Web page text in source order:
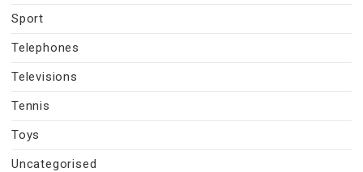
Sport
Telephones
Televisions
Tennis
Toys
Uncategorised